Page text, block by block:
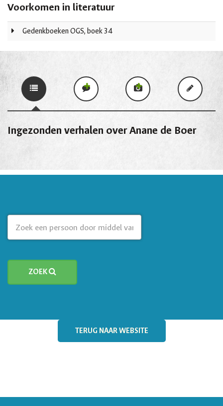
Voorkomen in literatuur
Gedenkboeken OGS, boek 34
Ingezonden verhalen over Anane de Boer
ZOEK
TERUG NAAR WEBSITE